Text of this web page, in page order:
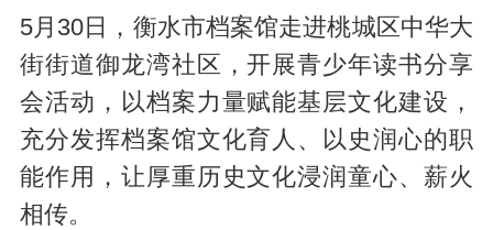
5月30日，衡水市档案馆走进桃城区中华大
街街道御龙湾社区，开展青少年读书分享
会活动，以档案力量赋能基层文化建设，
充分发挥档案馆文化育人、以史润心的职
能作用，让厚重历史文化浸润童心、薪火
相传。